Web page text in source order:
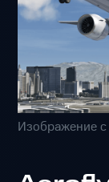
Изображение